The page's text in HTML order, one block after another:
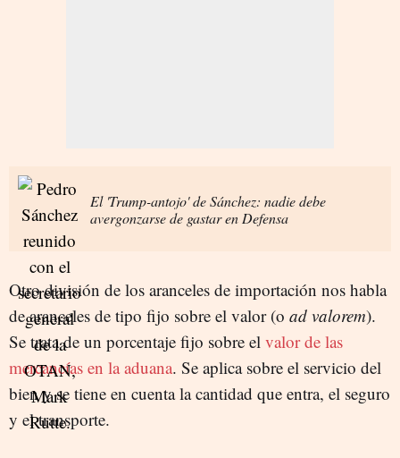
El 'Trump-antojo' de Sánchez: nadie debe
avergonzarse de gastar en Defensa
Otro división de los aranceles de importación nos habla
de aranceles de tipo fijo sobre el valor (o ad valorem).
Se trata de un porcentaje fijo sobre el valor de las
mercancías en la aduana. Se aplica sobre el servicio del
bien y se tiene en cuenta la cantidad que entra, el seguro
y el transporte.